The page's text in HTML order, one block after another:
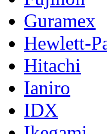
Guramex
Hewlett-
Hitachi
Ianiro
IDX